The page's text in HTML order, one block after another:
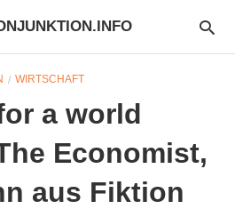
WIRTSCHAFT
a world
Economist,
aus Fiktion